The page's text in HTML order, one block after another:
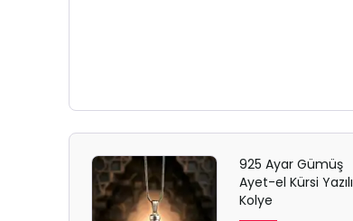
925 Ayar Gümüş
Ayet-el Kürsi Yazılı
Kolye